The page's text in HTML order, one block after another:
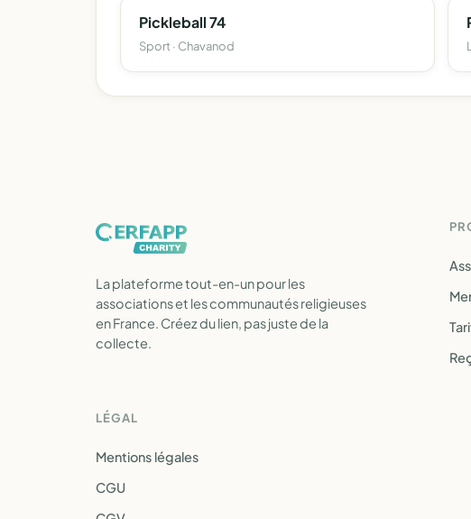
Pickleball 74
Sport · Chavanod
La plateforme tout-en-un pour les
associations et les communautés religieuses
en France. Créez du lien, pas juste de la
collecte.
LÉGAL
Mentions légales
CGU